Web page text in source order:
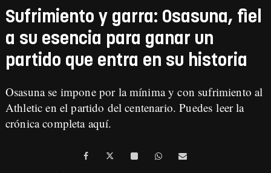
Sufrimiento y garra: Osasuna, fiel
a su esencia para ganar un
partido que entra en su historia
Osasuna se impone por la mínima y con sufrimiento al
Athletic en el partido del centenario. Puedesleer la
crónica completa aquí.